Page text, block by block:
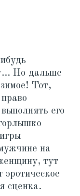
Но дальше
Тот,
его
на
тут
сценка.